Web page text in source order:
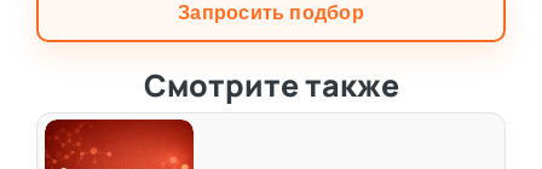
Запросить подбор
Смотрите также